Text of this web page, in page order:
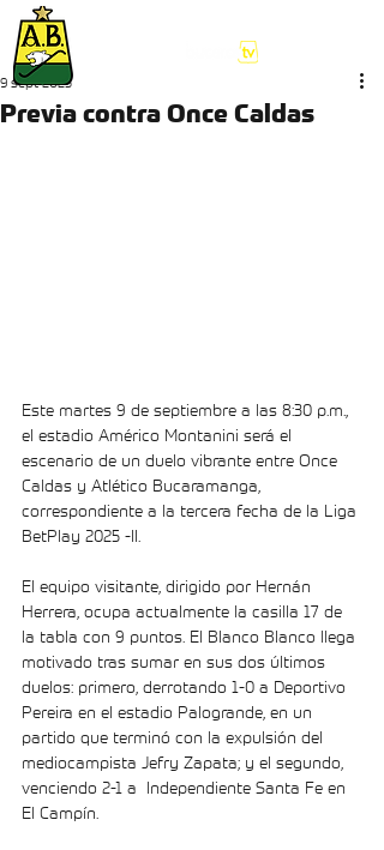
Previa contra Once Caldas
9 sept 2025
Este martes 9 de septiembre a las 8:30 p.m.,
el estadio Américo Montanini será el
escenario de un duelo vibrante entre Once
Caldas y Atlético Bucaramanga,
correspondiente a la tercera fecha de la Liga
BetPlay 2025 -II.
El equipo visitante, dirigido por Hernán
Herrera, ocupa actualmente la casilla 17 de
la tabla con 9 puntos. El Blanco Blanco llega
motivado tras sumar en sus dos últimos
duelos: primero, derrotando 1-0 a Deportivo
Pereira en el estadio Palogrande, en un
partido que terminó con la expulsión del
mediocampista Jefry Zapata; y el segundo,
venciendo 2-1 a  Independiente Santa Fe en
El Campín.